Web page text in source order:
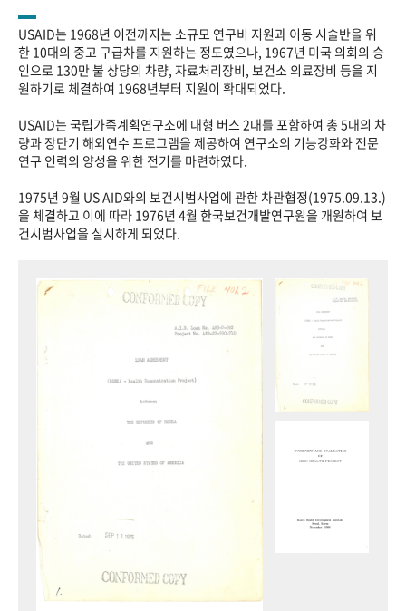
USAID는 1968년 이전까지는 소규모 연구비 지원과 이동 시술반을 위
한 10대의 중고 구급차를 지원하는 정도였으나, 1967년 미국 의회의 승
인으로 130만 불 상당의 차량, 자료처리장비, 보건소 의료장비 등을 지
원하기로 체결하여 1968년부터 지원이 확대되었다.
USAID는 국립가족계획연구소에 대형 버스 2대를 포함하여 총 5대의 차
량과 장단기 해외연수 프로그램을 제공하여 연구소의 기능강화와 전문
연구 인력의 양성을 위한 전기를 마련하였다.
1975년 9월 US AID와의 보건시범사업에 관한 차관협정(1975.09.13.)
을 체결하고 이에 따라 1976년 4월 한국보건개발연구원을 개원하여 보
건시범사업을 실시하게 되었다.